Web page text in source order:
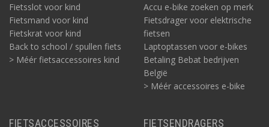
Fietsslot voor kind
Fietsmand voor kind
Fietskrat voor kind
Back to school / spullen fiets
> Méér fietsaccessoires kind
Accu e-bike zoeken op merk
Fietsdrager voor elektrische
fietsen
Laptoptassen voor e-bikes
Betaling Bebat bedrijven
België
> Méér accessoires e-bike
FIETSACCESSOIRES
FIETSENDRAGERS